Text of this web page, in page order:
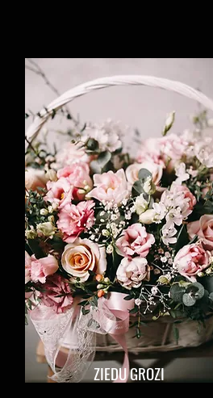
ZIEDU GROZI